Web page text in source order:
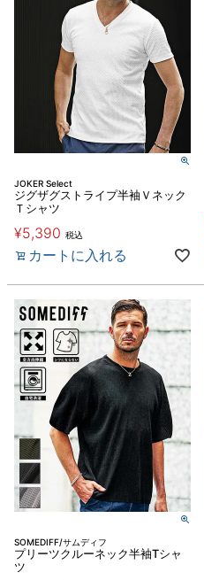
JOKER Select
ジグザグストライプ半袖Ｖネック
Ｔシャツ
¥5,390 税込
カートに入れる
SOMEDIFF/サムディフ
プリーツクルーネック半袖Tシャ
ツ